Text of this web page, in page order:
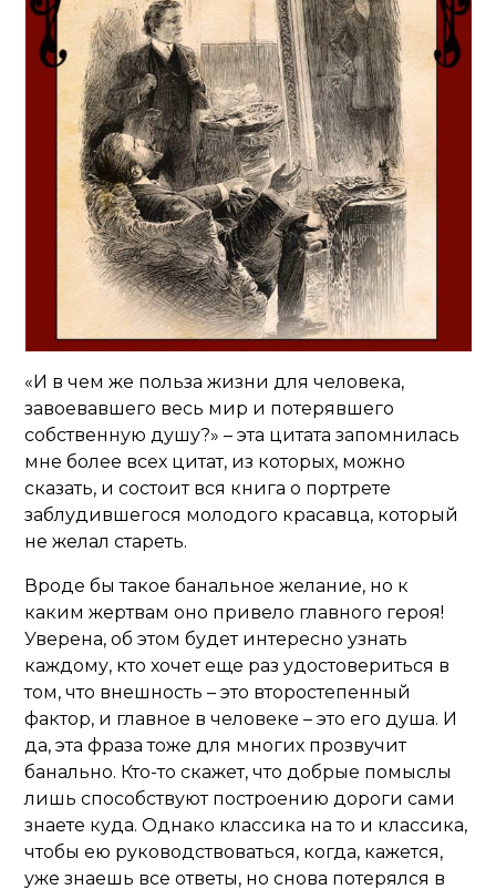
«И в чем же польза жизни для человека,
завоевавшего весь мир и потерявшего
собственную душу?» – эта цитата запомнилась
мне более всех цитат, из которых, можно
сказать, и состоит вся книга о портрете
заблудившегося молодого красавца, который
не желал стареть.
Вроде бы такое банальное желание, но к
каким жертвам оно привело главного героя!
Уверена, об этом будет интересно узнать
каждому, кто хочет еще раз удостовериться в
том, что внешность – это второстепенный
фактор, и главное в человеке – это его душа. И
да, эта фраза тоже для многих прозвучит
банально. Кто-то скажет, что добрые помыслы
лишь способствуют построению дороги сами
знаете куда. Однако классика на то и классика,
чтобы ею руководствоваться, когда, кажется,
уже знаешь все ответы, но снова потерялся в